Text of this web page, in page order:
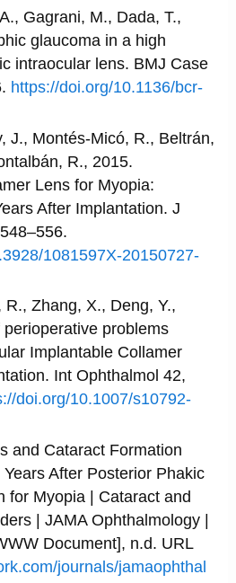
Gagrani, M., Dada, T.,
glaucoma in a high
intraocular lens. BMJ Case
https://doi.org/10.1136/bcr-
J., Montés-Micó, R., Beltrán,
R., 2015.
Lens for Myopia:
After Implantation. J
1081597X-20150727-
Zhang, X., Deng, Y.,
problems
Implantable Collamer
Int Ophthalmol 42,
doi.org/10.1007/s10792-
and Cataract Formation
After Posterior Phakic
for Myopia | Cataract and
| JAMA Ophthalmology |
Document], n.d. URL
journals/jamaophthal